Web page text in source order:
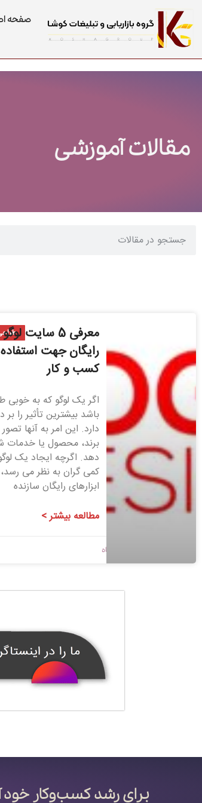
صفحه
مقالات آموزشی
معرفی 5 سایت
رایگان جهت استفاده
کسب و کار
اگر یک لوگو که به خوبی
باشد بیشترین تأثیر را
دارد. این امر به آنها
برند، محصول یا خدمات
دهد. اگرچه ایجاد یک
کمی گران به نظر می رسد،
ابزارهای رایگان سازنده
مطالعه بیشتر >
بدون دیدگاه
برای رشد کسب‌وکار خود